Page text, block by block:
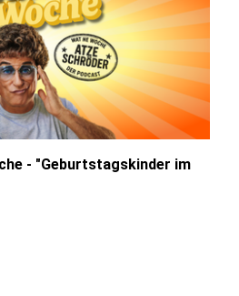
- "Geburtstagskinder im